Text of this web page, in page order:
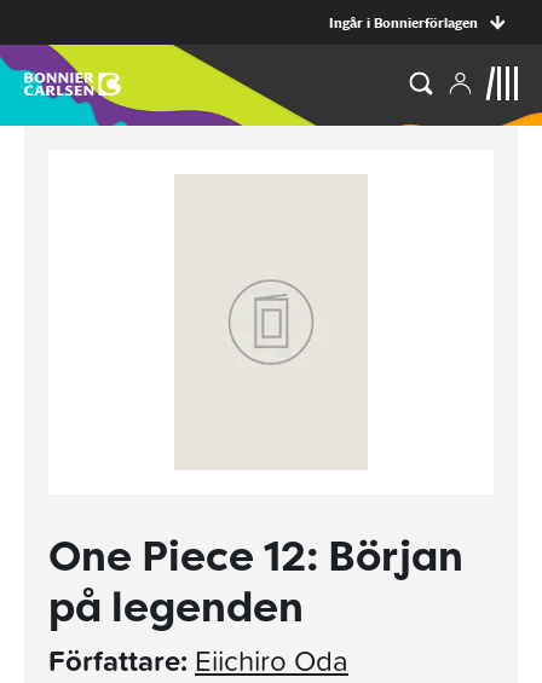
Ingår i Bonnierförlagen
One Piece 12: Början
på legenden
Författare: Eiichiro Oda